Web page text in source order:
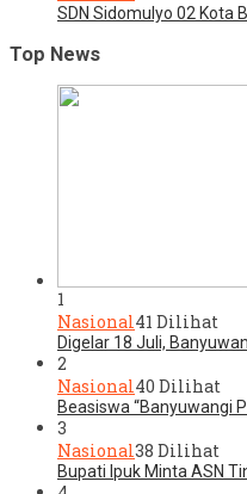
SDN Sidomulyo 02 Kota
Top News
1
Nasional41 Dilihat
Digelar 18 Juli,
2
Nasional40 Dilihat
Beasiswa “Banyuwangi
3
Nasional38 Dilihat
Bupati Ipuk Minta ASN